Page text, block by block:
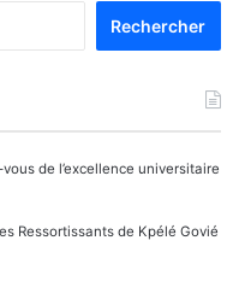
de l’excellence universitaire
Ressortissants de Kpélé Govié